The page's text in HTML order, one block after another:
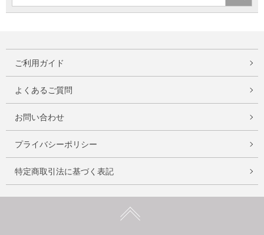
ご利用ガイド
よくあるご質問
お問い合わせ
プライバシーポリシー
特定商取引法に基づく表記